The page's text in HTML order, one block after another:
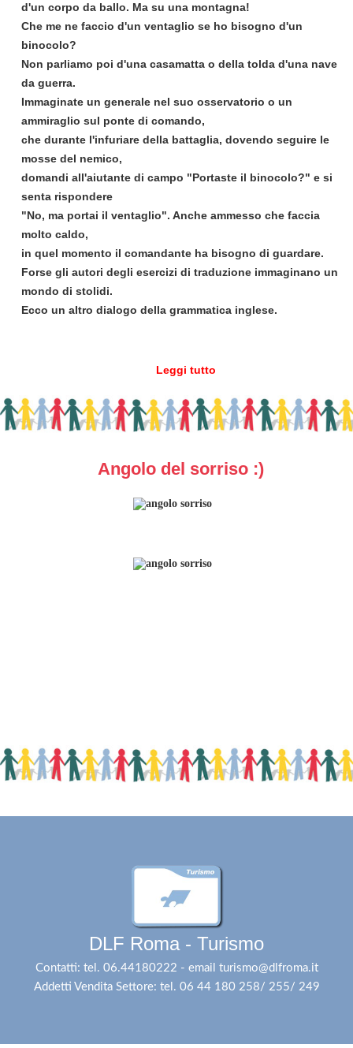
d'un corpo da ballo. Ma su una montagna!
Che me ne faccio d'un ventaglio se ho bisogno d'un
binocolo?
Non parliamo poi d'una casamatta o della tolda d'una nave
da guerra.
Immaginate un generale nel suo osservatorio o un
ammiraglio sul ponte di comando,
che durante l'infuriare della battaglia, dovendo seguire le
mosse del nemico,
domandi all'aiutante di campo "Portaste il binocolo?" e si
senta rispondere
"No, ma portai il ventaglio". Anche ammesso che faccia
molto caldo,
in quel momento il comandante ha bisogno di guardare.
Forse gli autori degli esercizi di traduzione immaginano un
mondo di stolidi.
Ecco un altro dialogo della grammatica inglese.
Leggi tutto
Angolo del sorriso :)
DLF Roma - Turismo
Contatti: tel. 06.44180222 - email turismo@dlfroma.it
Addetti Vendita Settore: tel. 06 44 180 258/ 255/ 249